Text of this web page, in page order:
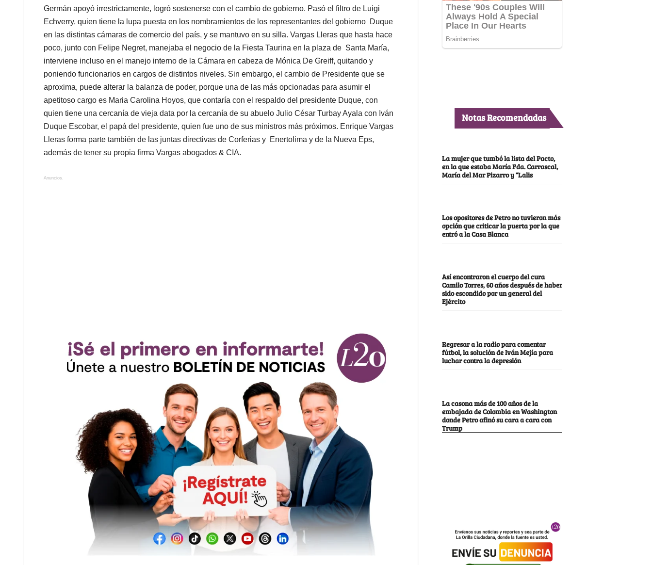
p
k
n
Germán apoyó irrestrictamente, logró sostenerse con el cambio de gobierno. Pasó el filtro de Luigi
Echverry, quien tiene la lupa puesta en los nombramientos de los representantes del gobierno Duque
en las distintas cámaras de comercio del país, y se mantuvo en su silla. Vargas Lleras que hasta hace
poco, junto con Felipe Negret, manejaba el negocio de la Fiesta Taurina en la plaza de Santa María,
interviene incluso en el manejo interno de la Cámara en cabeza de Mónica De Greiff, quitando y
poniendo funcionarios en cargos de distintos niveles. Sin embargo, el cambio de Presidente que se
aproxima, puede alterar la balanza de poder, porque una de las más opcionadas para asumir el
apetitoso cargo es Maria Carolina Hoyos, que contaría con el respaldo del presidente Duque, con
quien tiene una cercanía de vieja data por la cercanía de su abuelo Julio César Turbay Ayala con Iván
Duque Escobar, el papá del presidente, quien fue uno de sus ministros más próximos. Enrique Vargas
Lleras forma parte también de las juntas directivas de Corferias y Enertolima y de la Nueva Eps,
además de tener su propia firma Vargas abogados & CIA.
Anuncios.
Notas Recomendadas
La mujer que tumbó la lista del Pacto,
en la que estaba María Fda. Carrascal,
María del Mar Pizarro y “Lalis
Los opositores de Petro no tuvieron más
opción que criticar la puerta por la que
entró a la Casa Blanca
Así encontraron el cuerpo del cura
Camilo Torres, 60 años después de haber
sido escondido por un general del
Ejército
Regresar a la radio para comentar
fútbol, la solución de Iván Mejía para
luchar contra la depresión
La casona más de 100 años de la
embajada de Colombia en Washington
donde Petro afinó su cara a cara con
Trump